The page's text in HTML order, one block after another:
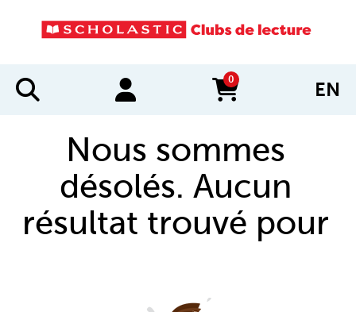
0
items in cart EN
Nous sommes
désolés. Aucun
résultat trouvé pour